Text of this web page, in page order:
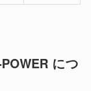
につ